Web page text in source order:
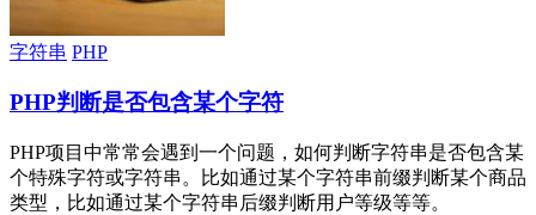
字符串 PHP
PHP判断是否包含某个字符
PHP项目中常常会遇到一个问题，如何判断字符串是否包含某
个特殊字符或字符串。比如通过某个字符串前缀判断某个商品
类型，比如通过某个字符串后缀判断用户等级等等。